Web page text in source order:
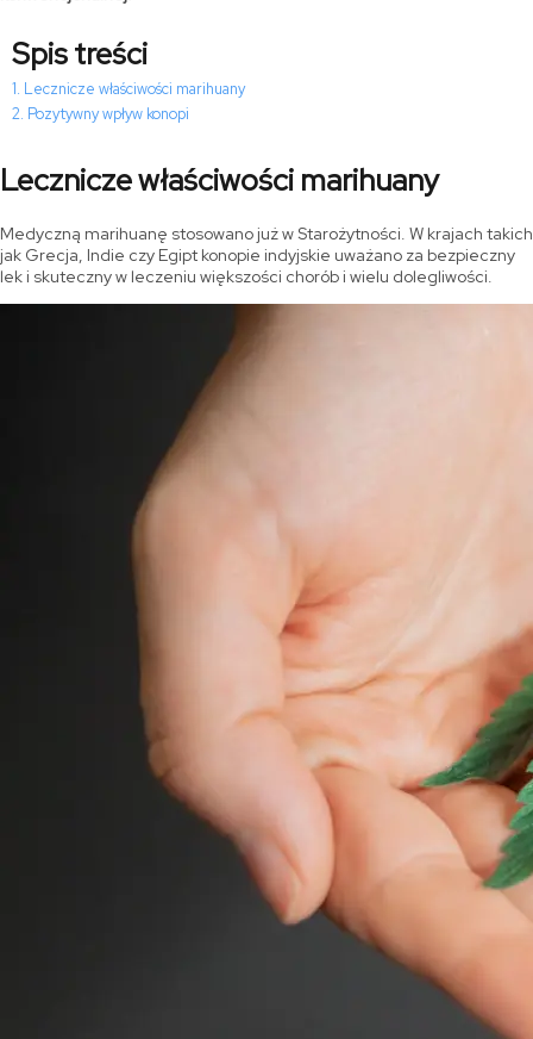
Spis treści
Lecznicze właściwości marihuany
Pozytywny wpływ konopi
Lecznicze właściwości marihuany
Medyczną marihuanę stosowano już w Starożytności. W krajach takich
jak Grecja, Indie czy Egipt konopie indyjskie uważano za bezpieczny
lek i skuteczny w leczeniu większości chorób i wielu dolegliwości.